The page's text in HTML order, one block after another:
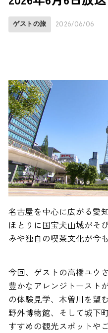
ゲストの旅 2026/06/06
名古屋を中心に広がる愛
ほとりに国宝犬山城がそ
みや独自の喫茶文化が今
今回、ゲストの高橋ユウ
豊かなアレンジトースト
の体験見学、木曽川を望
野外博物館、そして城
すすめの観光スポットや